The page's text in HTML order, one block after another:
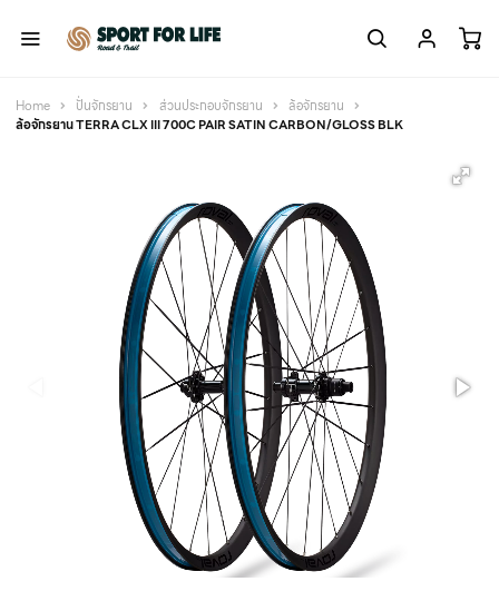
Home ปั่นจักรยาน ส่วนประกอบจักรยาน
ล้อจักรยาน
ล้อจักรยาน TERRA CLX III 700C PAIR SATIN CARBON/GLOSS BLK